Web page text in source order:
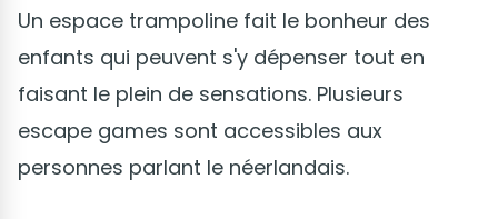
Un espace trampoline fait le bonheur des
enfants qui peuvent s'y dépenser tout en
faisant le plein de sensations. Plusieurs
escape games sont accessibles aux
personnes parlant le néerlandais.